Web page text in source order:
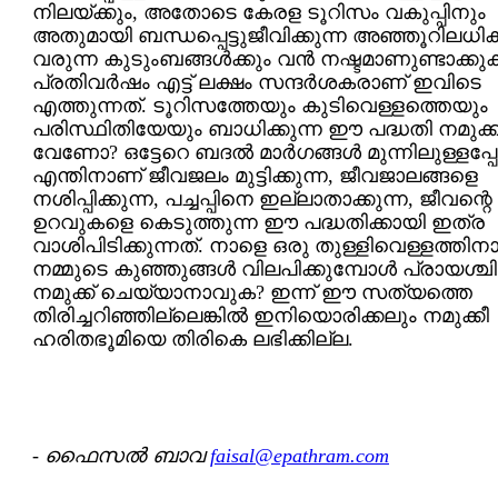
നിലയ്ക്കും, അതോടെ കേരള ടൂറിസം വകുപ്പിനും
അതുമായി ബന്ധപ്പെട്ടുജീവിക്കുന്ന
വരുന്ന കുടുംബങ്ങള്‍ക്കും വന്‍
പ്രതിവര്‍ഷം എട്ട് ലക്ഷം സന്ദര്‍ശകരാണ് ഇവിടെ
എത്തുന്നത്. ടൂറിസത്തേയും കുടിവെള്ളത്തെയും
പരിസ്ഥിതിയേയും ബാധിക്കുന്ന ഈ പദ്ധതി
വേണോ? ഒട്ടേറെ ബദല്‍ മാര്‍ഗങ്ങള്‍
എന്തിനാണ് ജീവജലം മുട്ടിക്കുന്ന, ജീവജാലങ്ങളെ
നശിപ്പിക്കുന്ന, പച്ചപ്പിനെ ഇല്ലാതാക്കുന്ന, ജീവന്റെ
ഉറവുകളെ കെടുത്തുന്ന ഈ പദ്ധതിക്കായി ഇത്ര
വാശിപിടിക്കുന്നത്. നാളെ ഒരു
നമ്മുടെ കുഞ്ഞുങ്ങള്‍ വിലപിക്കുമ്പോള്‍
നമുക്ക് ചെയ്യാനാവുക? ഇന്ന് ഈ സത്യത്തെ
തിരിച്ചറിഞ്ഞില്ലെങ്കില്‍ ഇനിയൊരിക്കലും നമുക്കീ
ഹരിതഭൂമിയെ തിരികെ ലഭിക്കില്ല.
- ഫൈസല്‍ ബാവfaisal@epathram.com